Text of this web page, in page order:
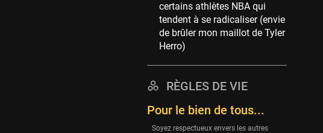
Charlotte Hornets
32 sessions
Houston Rockets
Washington Wizards
29 sessions
Portland Trail Blazers
certains athlètes NBA qui
tendent à se radicaliser (envie
de brûler mon maillot de Tyler
Herro)
RÈGLES DE VIE
Pour le bien de tous...
Soyez respectueux envers les autres